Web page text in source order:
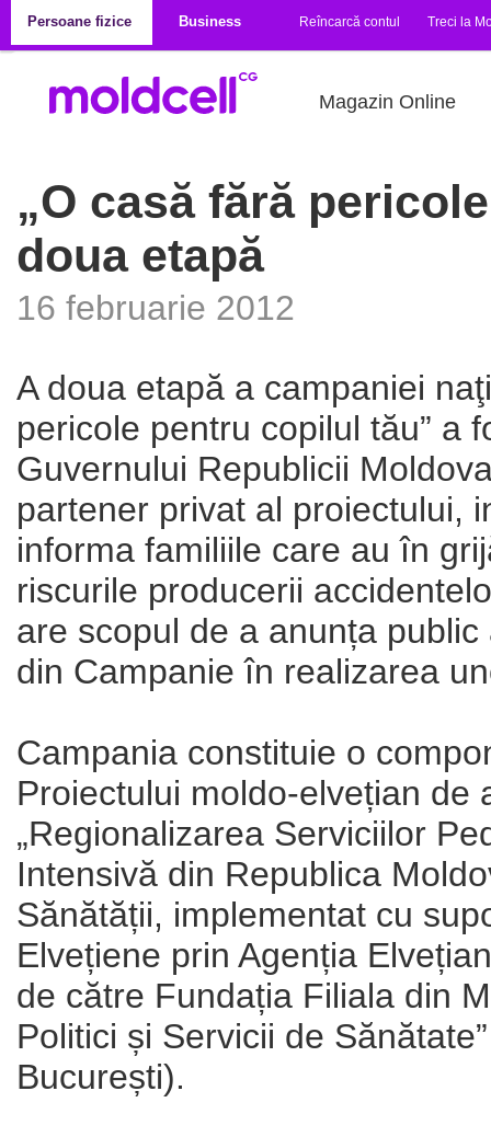
Persoane fizice
Business Reîncarcă contul Treci la
Magazin Online
„O casă fără
doua etapă
16 februarie 2012
A doua etapă a campaniei
pericole pentru copilul tău” a
Guvernului Republicii
partener privat al proiectului,
informa familiile care au în
riscurile producerii
are scopul de a anunța
din Campanie în realizarea
Campania constituie o
Proiectului moldo-elvețian de
„Regionalizarea Serviciilor
Intensivă din Republica
Sănătății, implementat cu
Elvețiene prin Agenția
de către Fundația Filiala din
Politici și Servicii de
București).